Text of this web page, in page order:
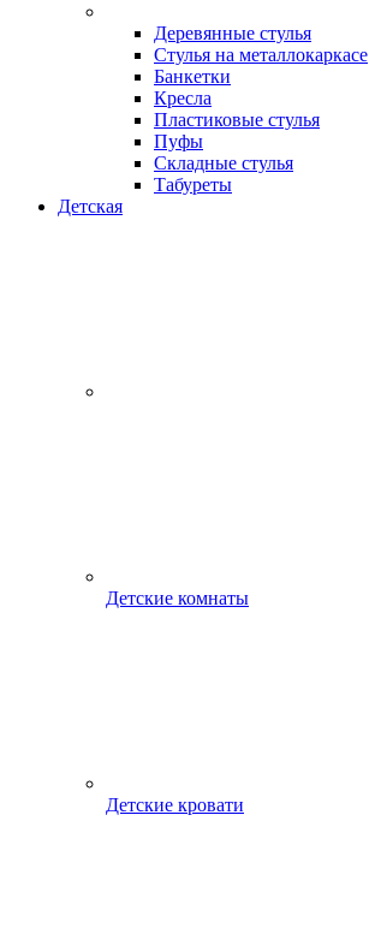
Деревянные стулья
Стулья на металлокаркасе
Банкетки
Кресла
Пластиковые стулья
Пуфы
Складные стулья
Табуреты
Детская
Детские комнаты
Детские кровати